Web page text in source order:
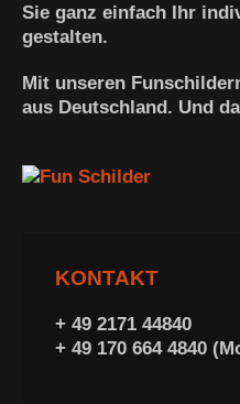
Sie ganz einfach Ihr
gestalten.
Mit unseren
aus Deutschland. Und
KONTAKT
+ 49 2171 44840
+ 49 170 664 4840